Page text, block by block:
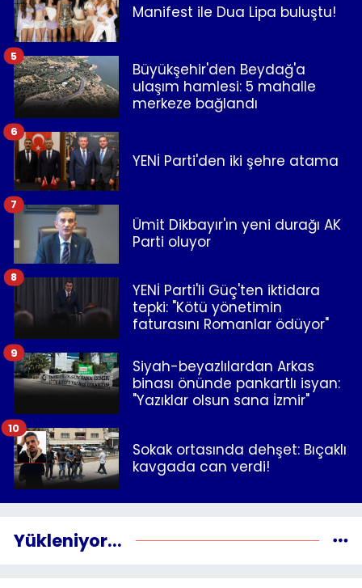
Manifest ile Dua Lipa buluştu!
Büyükşehir'den Beydağ'a
ulaşım hamlesi: 5 mahalle
merkeze bağlandı
5
YENİ Parti'den iki şehre atama
6
Ümit Dikbayır'ın yeni durağı AK
Parti oluyor
7
YENİ Parti'li Güç'ten iktidara
tepki: "Kötü yönetimin
faturasını Romanlar ödüyor"
8
Siyah-beyazlılardan Arkas
binası önünde pankartlı isyan:
"Yazıklar olsun sana İzmir"
9
Sokak ortasında dehşet: Bıçaklı
kavgada can verdi!
10
Yükleniyor...